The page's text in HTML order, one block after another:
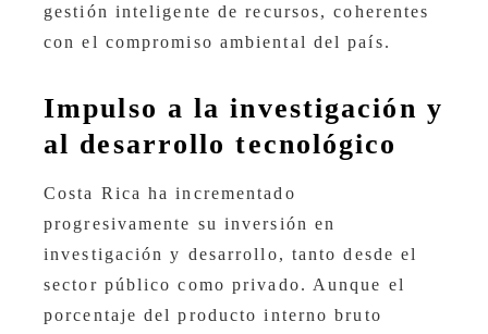
gestión inteligente de recursos, coherentes
con el compromiso ambiental del país.
Impulso a la investigación y
al desarrollo tecnológico
Costa Rica ha incrementado
progresivamente su inversión en
investigación y desarrollo, tanto desde el
sector público como privado. Aunque el
porcentaje del producto interno bruto